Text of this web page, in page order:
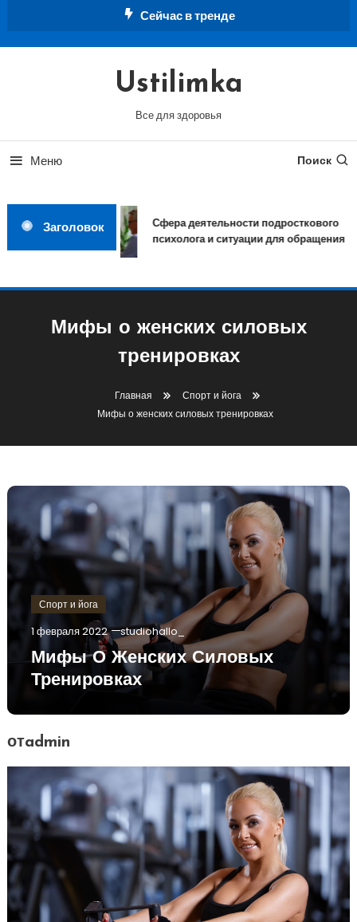
Сейчас в тренде
Ustilimka
Все для здоровья
Меню Поиск
Заголовок
Сфера деятельности подросткового
психолога и ситуации для обращения
Мифы о женских силовых
тренировках
Главная
Спорт и йога
Мифы о женских силовых тренировках
Спорт и йога
1 февраля 2022 studiohallo_
Мифы О Женских Силовых
Тренировках
отadmin